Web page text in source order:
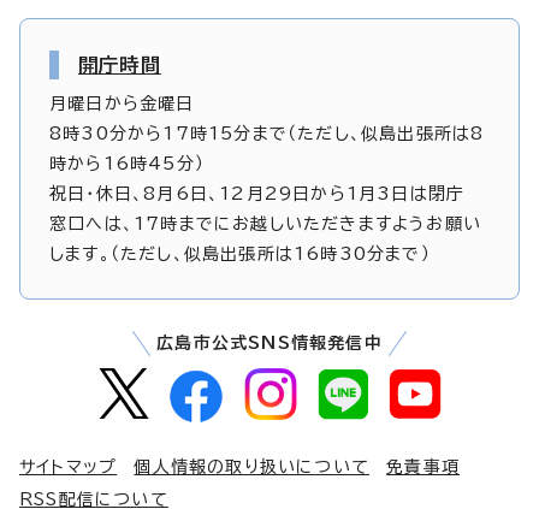
開庁時間
月曜日から金曜日
8時30分から17時15分まで（ただし、似島出張所は8
時から16時45分）
祝日・休日、8月6日、12月29日から1月3日は閉庁
窓口へは、17時までにお越しいただきますようお願い
します。（ただし、似島出張所は16時30分まで）
広島市公式SNS情報発信中
サイトマップ 個人情報の取り扱いについて
免責事項
RSS配信について